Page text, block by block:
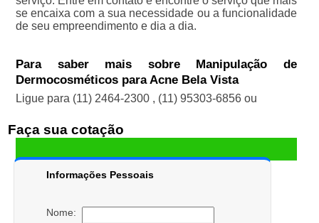
se encaixa com a sua necessidade ou a funcionalidade
de seu empreendimento e dia a dia.
Para saber mais sobre Manipulação de
Dermocosméticos para Acne Bela Vista
Ligue para (11) 2464-2300 , (11) 95303-6856 ou
Faça sua cotação
Informações Pessoais
Nome: